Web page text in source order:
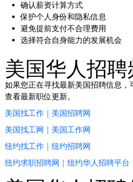
确认薪资计算方式
保护个人身份和隐私信息
避免提前支付不合理费用
选择符合自身能力的发展机会
美国华人招
如果您正在寻找最新美国招聘信息，
查看最新职位更新。
美国找工作｜美国招聘网
美国找工网｜美国工作网
纽约找工作｜纽约招聘网
纽约求职招聘网｜纽约华人招聘平台